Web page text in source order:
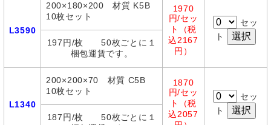
L3590
200×180×200 材質 K5B
10枚セット
1970
円/セッ
ト（税
込2167
円）
セッ
ト
197円/枚 50枚ごとに１
梱包運賃です。
L1340
200×200×70 材質 C5B
10枚セット
1870
円/セッ
ト（税
込2057
セッ
ト
187円/枚 50枚ごとに１